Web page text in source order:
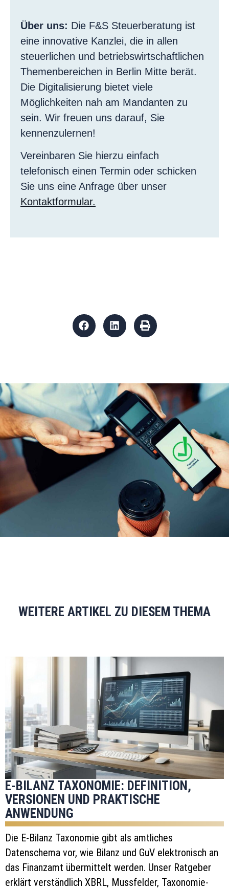
Über uns: Die F&S Steuerberatung ist
eine innovative Kanzlei, die in allen
steuerlichen und betriebswirtschaftlichen
Themenbereichen in Berlin Mitte berät.
Die Digitalisierung bietet viele
Möglichkeiten nah am Mandanten zu
sein. Wir freuen uns darauf, Sie
kennenzulernen!
Vereinbaren Sie hierzu einfach
telefonisch einen Termin oder schicken
Sie uns eine Anfrage über unser
Kontaktformular.
WEITERE ARTIKEL ZU DIESEM THEMA
E-BILANZ TAXONOMIE: DEFINITION,
VERSIONEN UND PRAKTISCHE
ANWENDUNG
Die E-Bilanz Taxonomie gibt als amtliches
Datenschema vor, wie Bilanz und GuV elektronisch an
das Finanzamt übermittelt werden. Unser Ratgeber
erklärt verständlich XBRL, Mussfelder, Taxonomie-